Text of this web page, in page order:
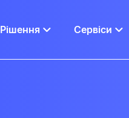
Рішення Сервіси